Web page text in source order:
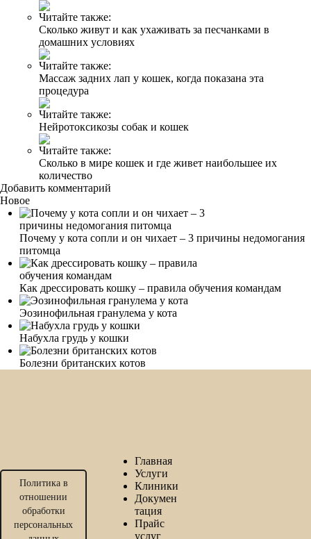
Читайте также:
Сколько живут и как ухаживать за песчанками в
домашних условиях
Читайте также:
Массаж задних лап у кошек, когда показана эта
процедура
Читайте также:
Нейротоксикозы собак и кошек
Читайте также:
Сколько в мире кошек и где живет наибольшее их
количество
Добавить комментарий
Новое
Почему у кота сопли и он чихает – 3 причины недомогания
питомца
Как дрессировать кошку – правила обучения командам
Эозинофильная гранулема у кота
Набухла грудь у кошки
Болезни британских котов
Политика в
отношении
обработки
персональных
Главная
Услуги
Клиники
Докумен
тация
Прайс
услуг